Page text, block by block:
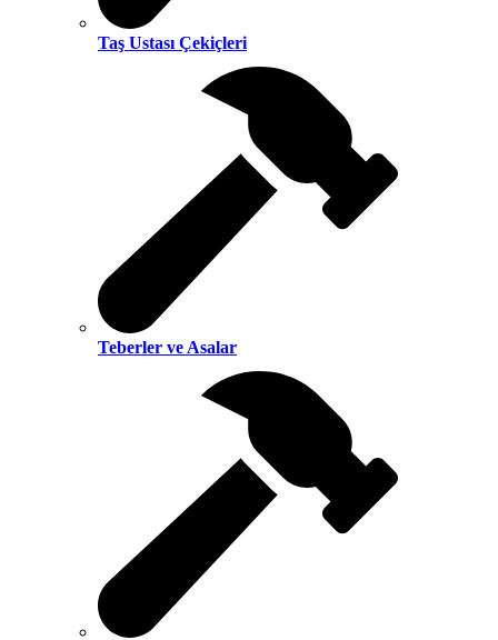
Taş Ustası Çekiçleri
Teberler ve Asalar